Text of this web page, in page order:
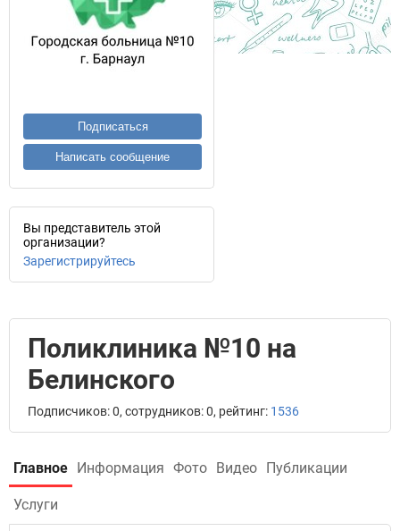
Подписаться
Написать сообщение
Вы представитель этой
организации?
Зарегистрируйтесь
Поликлиника №10 на
Белинского
Подписчиков: 0, сотрудников: 0, рейтинг: 1536
Главное Информация Фото Видео Публикации
Услуги